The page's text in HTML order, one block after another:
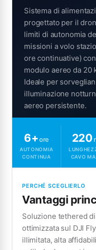
Sistema di
progettato per il
limiti di autonomia
missioni a volo
ore continuative)
modulo aereo da 20
Ideale per
illuminazione
aereo persistente.
6+ore
AUTONOMIA
CONTINUA
220
CAVO
PERCHÉ SCEGLIERLO
Vantaggi
Soluzione tethered
ottimizzata sul DJI
illimitata, alta